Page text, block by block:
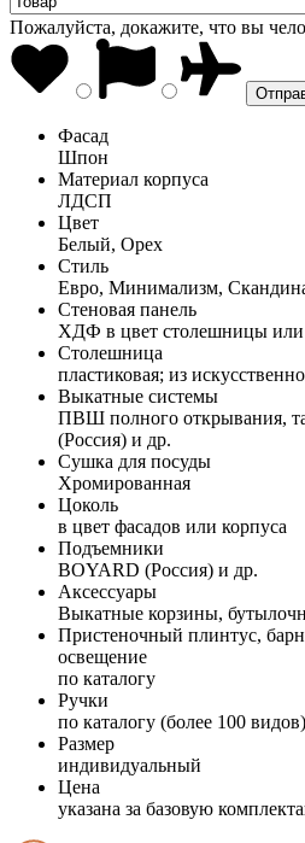
Пожалуйста, докажите, что вы
Фасад
Шпон
Материал корпуса
ЛДСП
Цвет
Белый, Орех
Стиль
Евро, Минимализм,
Стеновая панель
ХДФ в цвет столешницы или
Столешница
пластиковая; из
Выкатные системы
ПВШ полного открывания,
(Россия) и др.
Сушка для посуды
Хромированная
Цоколь
в цвет фасадов или корпуса
Подъемники
BOYARD (Россия) и др.
Аксессуары
Выкатные корзины,
Пристеночный плинтус,
освещение
по каталогу
Ручки
по каталогу (более 100 видов)
Размер
индивидуальный
Цена
указана за базовую